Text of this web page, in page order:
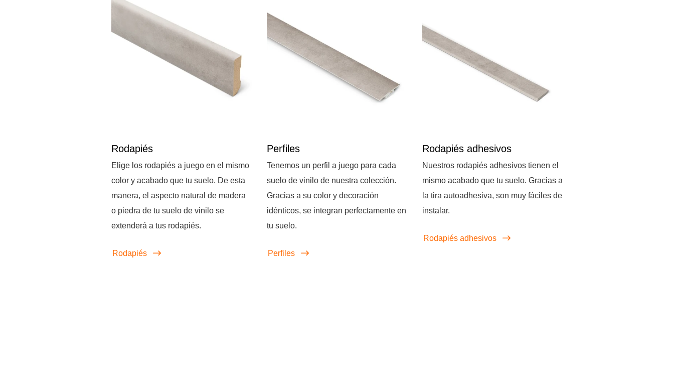
Rodapiés
Elige los rodapiés a juego en el mismo
color y acabado que tu suelo. De esta
manera, el aspecto natural de madera
o piedra de tu suelo de vinilo se
extenderá a tus rodapiés.
Rodapiés
Perfiles
Tenemos un perfil a juego para cada
suelo de vinilo de nuestra colección.
Gracias a su color y decoración
idénticos, se integran perfectamente en
tu suelo.
Perfiles
Rodapiés adhesivos
Nuestros rodapiés adhesivos tienen el
mismo acabado que tu suelo. Gracias a
la tira autoadhesiva, son muy fáciles de
instalar.
Rodapiés adhesivos